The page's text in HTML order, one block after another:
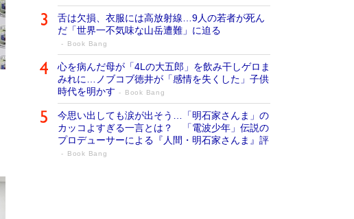
舌は欠損、衣服には高放射線…9人の若者が死ん
だ「世界一不気味な山岳遭難」に迫る
Book Bang
心を病んだ母が「4Lの大五郎」を飲み干しゲロま
みれに…ノブコブ徳井が「感情を失くした」子供
時代を明かす
Book Bang
今思い出しても涙が出そう…「明石家さんま」の
カッコよすぎる一言とは？ 「電波少年」伝説の
プロデューサーによる『人間・明石家さんま』評
Book Bang